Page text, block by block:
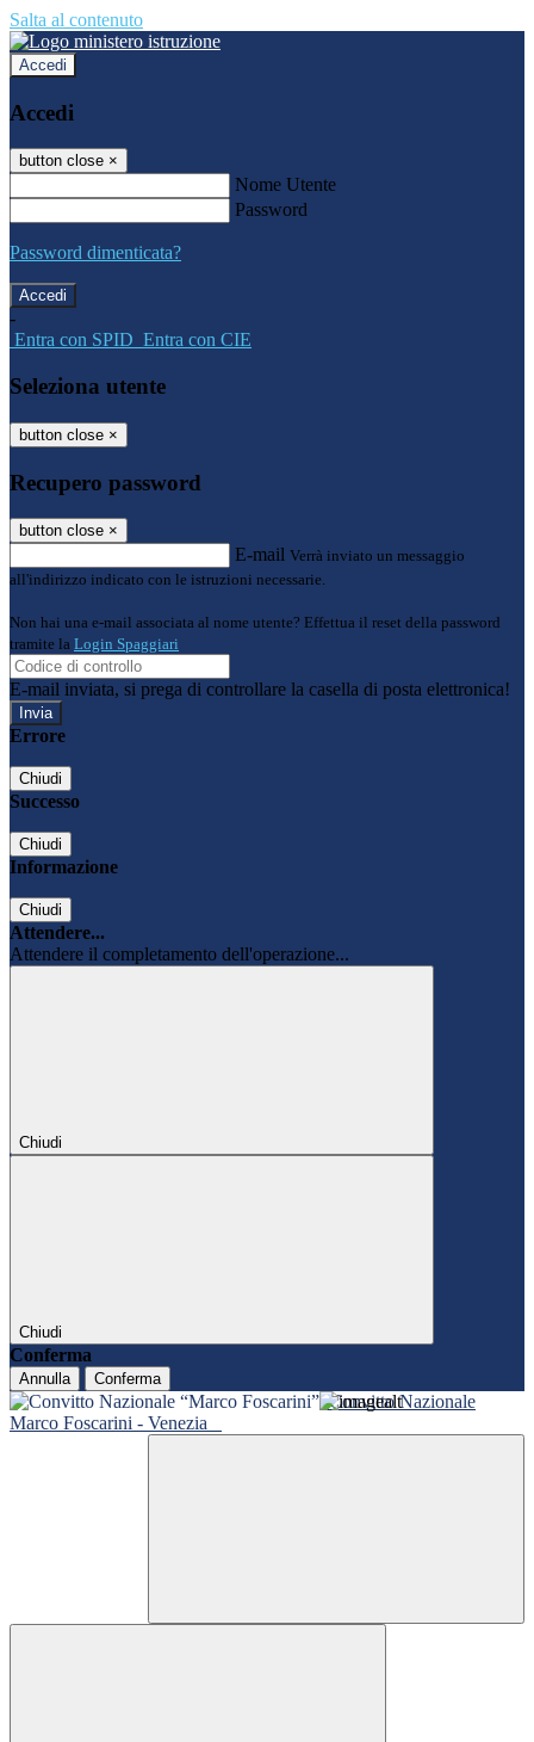
Salta al contenuto
Accedi
Accedi
button close ×
Nome Utente
Password
Password dimenticata?
-
Entra con SPID Entra con CIE
Seleziona utente
button close ×
Recupero password
button close ×
E-mail Verrà inviato un messaggio
all'indirizzo indicato con le istruzioni necessarie.
Non hai una e-mail associata al nome utente? Effettua il reset della password
tramite la Login Spaggiari
E-mail inviata, si prega di controllare la casella di posta elettronica!
Errore
Chiudi
Successo
Chiudi
Informazione
Chiudi
Attendere...
Attendere il completamento dell'operazione...
Chiudi
Chiudi
Conferma
Annulla Conferma
Convitto Nazionale
Marco Foscarini - Venezia